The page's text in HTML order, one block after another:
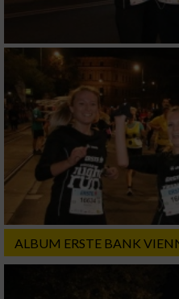
ALBUM ERSTE BANK